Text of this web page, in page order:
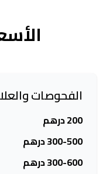
الفحوصات
200 درهم
300-500 درهم
300-600 درهم